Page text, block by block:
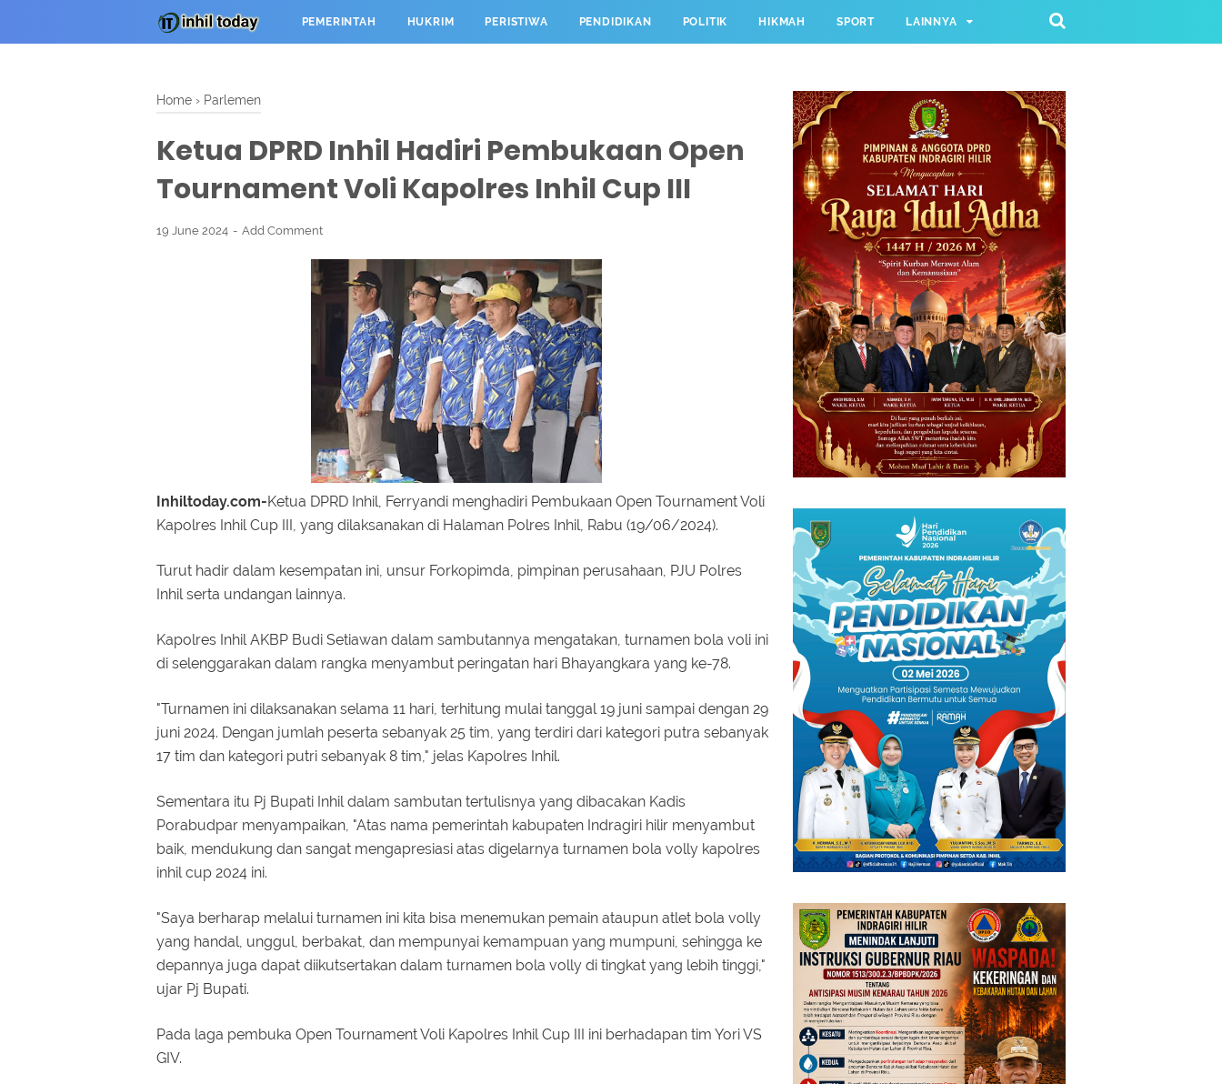
PEMERINTAH HUKRIM PERISTIWA PENDIDIKAN POLITIK HIKMAH SPORT LAINNYA
Home › Parlemen
Ketua DPRD Inhil Hadiri Pembukaan Open
Tournament Voli Kapolres Inhil Cup III
19 June 2024 Add Comment
Inhiltoday.com-Ketua DPRD Inhil, Ferryandi menghadiri Pembukaan Open Tournament Voli
Kapolres Inhil Cup III, yang dilaksanakan di Halaman Polres Inhil, Rabu (19/06/2024).
Turut hadir dalam kesempatan ini, unsur Forkopimda, pimpinan perusahaan, PJU Polres
Inhil serta undangan lainnya.
Kapolres Inhil AKBP Budi Setiawan dalam sambutannya mengatakan, turnamen bola voli ini
di selenggarakan dalam rangka menyambut peringatan hari Bhayangkara yang ke-78.
"Turnamen ini dilaksanakan selama 11 hari, terhitung mulai tanggal 19 juni sampai dengan 29
juni 2024. Dengan jumlah peserta sebanyak 25 tim, yang terdiri dari kategori putra sebanyak
17 tim dan kategori putri sebanyak 8 tim," jelas Kapolres Inhil.
Sementara itu Pj Bupati Inhil dalam sambutan tertulisnya yang dibacakan Kadis
Porabudpar menyampaikan, "Atas nama pemerintah kabupaten Indragiri hilir menyambut
baik, mendukung dan sangat mengapresiasi atas digelarnya turnamen bola volly kapolres
inhil cup 2024 ini.
"Saya berharap melalui turnamen ini kita bisa menemukan pemain ataupun atlet bola volly
yang handal, unggul, berbakat, dan mempunyai kemampuan yang mumpuni, sehingga ke
depannya juga dapat diikutsertakan dalam turnamen bola volly di tingkat yang lebih tinggi,"
ujar Pj Bupati.
Pada laga pembuka Open Tournament Voli Kapolres Inhil Cup III ini berhadapan tim Yori VS
GIV.